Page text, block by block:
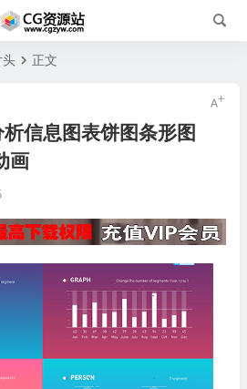
头 正文
信息图表饼图条形图
画